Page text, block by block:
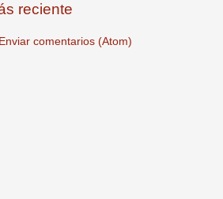
reciente
Enviar comentarios (Atom)